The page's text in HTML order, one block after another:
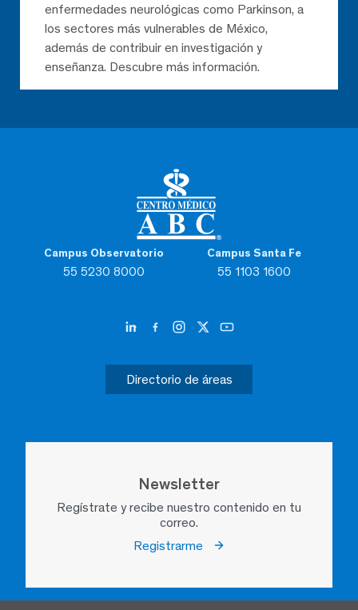
Campus Observatorio
55 5230 8000
Campus Santa Fe
55 1103 1600
Directorio de áreas
Newsletter
Regístrate y recibe nuestro contenido en tu
correo.
Registrarme
enfermedades neurológicas como Parkinson, a
los sectores más vulnerables de México,
además de contribuir en investigación y
enseñanza. Descubre más información.